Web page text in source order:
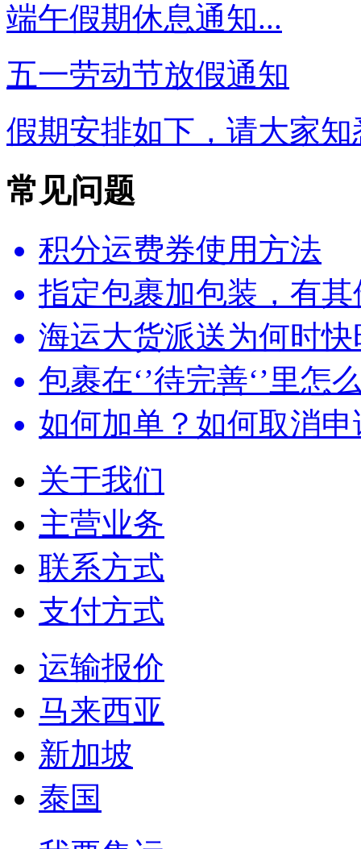
端午假期休息通知...
五一劳动节放假通知
假期安排如下，请大家知
常见问题
积分运费券使用方法
指定包裹加包装，有
海运大货派送为何时
包裹在‘’待完善‘’里怎
如何加单？如何取消
关于我们
主营业务
联系方式
支付方式
运输报价
马来西亚
新加坡
泰国